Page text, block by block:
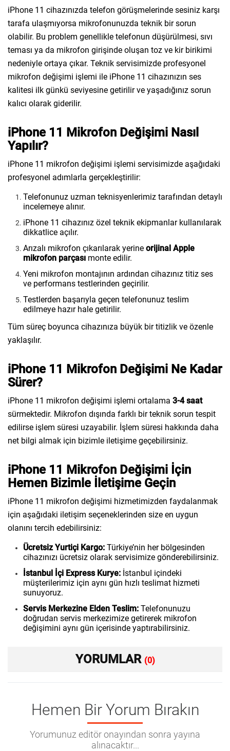
iPhone 11 cihazınızda telefon görüşmelerinde sesiniz karşı
tarafa ulaşmıyorsa mikrofonunuzda teknik bir sorun
olabilir. Bu problem genellikle telefonun düşürülmesi, sıvı
teması ya da mikrofon girişinde oluşan toz ve kir birikimi
nedeniyle ortaya çıkar. Teknik servisimizde profesyonel
mikrofon değişimi işlemi ile iPhone 11 cihazınızın ses
kalitesi ilk günkü seviyesine getirilir ve yaşadığınız sorun
kalıcı olarak giderilir.
iPhone 11 Mikrofon Değişimi Nasıl
Yapılır?
iPhone 11 mikrofon değişimi işlemi servisimizde aşağıdaki
profesyonel adımlarla gerçekleştirilir:
Telefonunuz uzman teknisyenlerimiz tarafından detaylı
incelemeye alınır.
iPhone 11 cihazınız özel teknik ekipmanlar kullanılarak
dikkatlice açılır.
Arızalı mikrofon çıkarılarak yerine orijinal Apple
mikrofon parçası monte edilir.
Yeni mikrofon montajının ardından cihazınız titiz ses
ve performans testlerinden geçirilir.
Testlerden başarıyla geçen telefonunuz teslim
edilmeye hazır hale getirilir.
Tüm süreç boyunca cihazınıza büyük bir titizlik ve özenle
yaklaşılır.
iPhone 11 Mikrofon Değişimi Ne Kadar
Sürer?
iPhone 11 mikrofon değişimi işlemi ortalama 3-4 saat
sürmektedir. Mikrofon dışında farklı bir teknik sorun tespit
edilirse işlem süresi uzayabilir. İşlem süresi hakkında daha
net bilgi almak için bizimle iletişime geçebilirsiniz.
iPhone 11 Mikrofon Değişimi İçin
Hemen Bizimle İletişime Geçin
iPhone 11 mikrofon değişimi hizmetimizden faydalanmak
için aşağıdaki iletişim seçeneklerinden size en uygun
olanını tercih edebilirsiniz:
Ücretsiz Yurtiçi Kargo: Türkiye’nin her bölgesinden
cihazınızı ücretsiz olarak servisimize gönderebilirsiniz.
İstanbul İçi Express Kurye: İstanbul içindeki
müşterilerimiz için aynı gün hızlı teslimat hizmeti
sunuyoruz.
Servis Merkezine Elden Teslim: Telefonunuzu
doğrudan servis merkezimize getirerek mikrofon
değişimini aynı gün içerisinde yaptırabilirsiniz.
YORUMLAR (0)
Hemen Bir Yorum Bırakın
Yorumunuz editör onayından sonra yayına
alınacaktır...